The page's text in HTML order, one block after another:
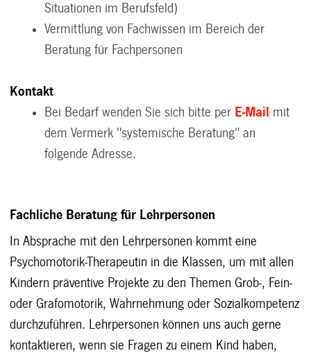
Situationen im Berufsfeld)
Vermittlung von Fachwissen im Bereich der
Beratung für Fachpersonen
Kontakt
Bei Bedarf wenden Sie sich bitte per E-Mail mit
dem Vermerk "systemische Beratung" an
folgende Adresse.
Fachliche Beratung für Lehrpersonen
In Absprache mit den Lehrpersonen kommt eine
Psychomotorik-Therapeutin in die Klassen, um mit allen
Kindern präventive Projekte zu den Themen Grob-, Fein-
oder Grafomotorik, Wahrnehmung oder Sozialkompetenz
durchzuführen. Lehrpersonen können uns auch gerne
kontaktieren, wenn sie Fragen zu einem Kind haben,